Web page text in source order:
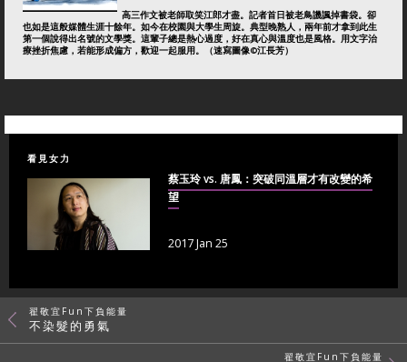
高三作文被老師取笑江郎才盡。記者首日被老鳥譏諷掉書袋。卻
也如是這般媒體生涯十餘年。如今在校園與大學生周旋。典型晚熟人，兩年前才拿到此生
第一個說得出名號的文學獎。這輩子總是熱心過度，好在真心與溫度也是風格。用文字治
療挫折焦慮，若能形成偏方，歡迎一起服用。（速寫圖像©江長芳）
看見女力
蔡玉玲 vs. 唐鳳：突破同溫層才有改變的希
望
2017 Jan 25
翟敬宜Fun下負能量
不染髮的勇氣
翟敬宜Fun下負能量